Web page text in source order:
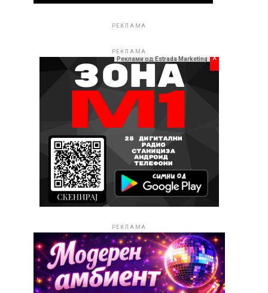
РЕКЛАМА
РЕКЛАМА
Реклами од Estrada Marketing x
РЕКЛАМА